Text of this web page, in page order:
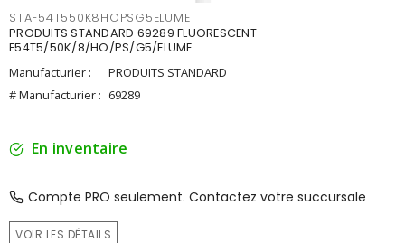
STAF54T550K8HOPSG5ELUME
PRODUITS STANDARD 69289 FLUORESCENT
F54T5/50K/8/HO/PS/G5/ELUME
Manufacturier :
PRODUITS STANDARD
# Manufacturier : 69289
En inventaire
Compte PRO seulement. Contactez votre succursale
VOIR LES DÉTAILS